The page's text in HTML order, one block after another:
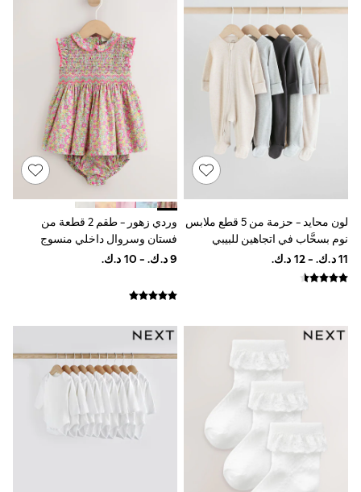
Sunset Styles
Sets & Outfits
Linen Collection
Tops & T-Shirts
Shirts
Polo Shirts
Swimwear
Shorts
Sandals & Clogs
Sun Safe
Rash Vests
Sun Hats & Caps
Baby Summer Nightwear
Dresses
Sets & Outfits
Rompers
Mens' Holiday Shop
Linen Collection
Polo Shirts
Tops & T-Shirts
Trousers & Chinos
Jeans
Sandals
Shorts
Swimwear
Hats & Caps
لون محايد - حزمة من 5 قطع ملابس
نوم بسحَّاب في اتجاهين للبيبي
بقدمين (0- 2 سنة)
وردي زهور - طقم 2 قطعة من
فستان وسروال داخلي منسوج
للبيبي (0 شهر - 2 سنتين)